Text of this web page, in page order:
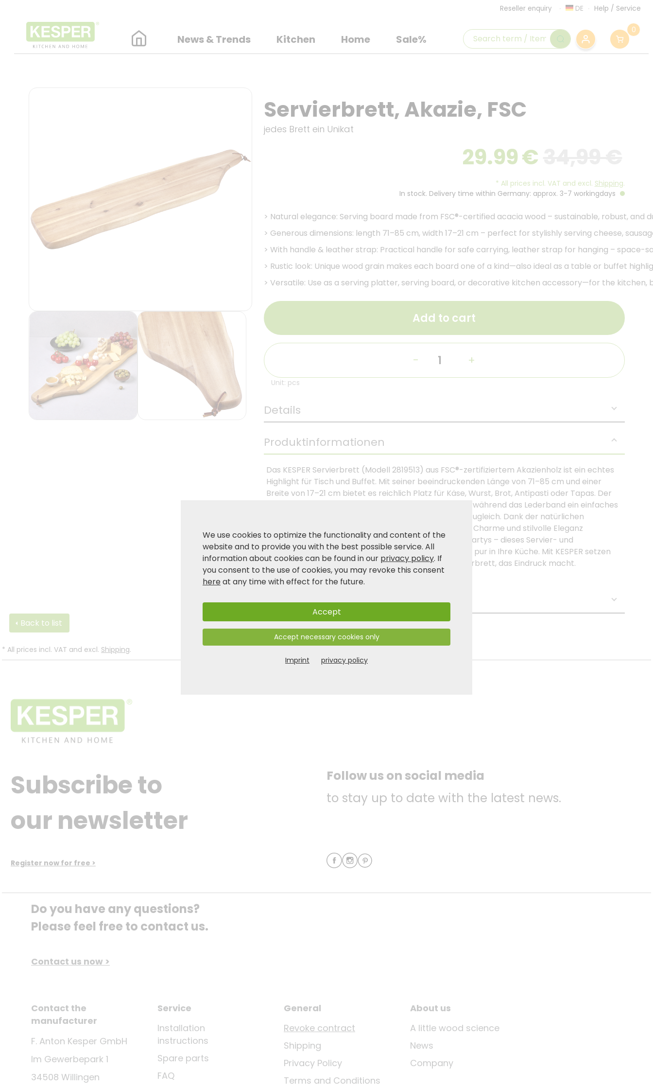
Reseller enquiry DE Help / Service
News & Trends Kitchen Home Sale%
0
Servierbrett, Akazie, FSC
jedes Brett ein Unikat
29.99€
* All prices incl. VAT and excl. Shipping.
In stock. Delivery time within Germany: approx. 3-7 workingdays
> Natural elegance: Serving board made from FSC®-certified acacia wood – sustainable, robust, and
> Generous dimensions: length 71–85 cm, width 17–21 cm – perfect for stylishly serving cheese,
> With handle & leather strap: Practical handle for safe carrying, leather strap for hanging – space-
> Rustic look: Unique wood grain makes each board one of a kind—also ideal as a table or buffet
> Versatile: Use as a serving platter, serving board, or decorative kitchen accessory—for the kitchen,
Add to cart
- +
Unit: pcs
Details
Produktinformationen
Das KESPER Servierbrett (Modell 2819513) aus FSC®-zertifiziertem Akazienholz ist ein echtes
Highlight für Tisch und Buffet. Mit seiner beeindruckenden Länge von 71–85 cm und einer
Breite von 17–21 cm bietet es reichlich Platz für Käse, Wurst, Brot, Antipasti oder Tapas. Der
praktische Griff erleichtert das Tragen und Servieren, während das Lederband ein einfaches
Aufhängen ermöglicht – platzsparend und dekorativ zugleich. Dank der natürlichen
Holzmaserung ist jedes Brett ein Unikat, das rustikalen Charme und stilvolle Eleganz
verbindet. Ob für gesellige Abende, Buffets oder Grillpartys – dieses Servier- und
Anrichtebrett ist vielseitig einsetzbar und bringt Natur pur in Ihre Küche. Mit KESPER setzen
Sie auf Qualität, Nachhaltigkeit und Design – ein Servierbrett, das Eindruck macht.
Product and safety informations:
Back to list
* All prices incl. VAT and excl. Shipping.
Subscribe to
our newsletter
Register now for free >
Follow us on social media
to stay up to date with the latest news.
Do you have any questions?
Please feel free to contact us.
Contact us now >
Contact the
manufacturer
F. Anton Kesper GmbH
Im Gewerbepark 1
34508 Willingen
Service
Installation
instructions
Spare parts
FAQ
General
Revoke contract
Shipping
Privacy Policy
Terms and Conditions
About us
A little wood science
News
Company
We use cookies to optimize the functionality and content of the
website and to provide you with the best possible service. All
information about cookies can be found in our privacy policy. If
you consent to the use of cookies, you may revoke this consent
here at any time with effect for the future.
Accept
Accept necessary cookies only
Imprint privacy policy